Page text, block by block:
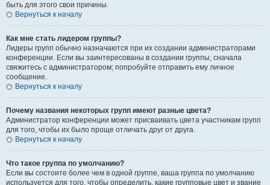
быть для этого свои причины.
Вернуться к началу
Как мне стать лидером группы?
Лидеры групп обычно назначаются при их создании администраторами
конференции. Если вы заинтересованы в создании группы, сначала
свяжитесь с администратором; попробуйте отправить ему личное
сообщение.
Вернуться к началу
Почему названия некоторых групп имеют разные цвета?
Администратор конференции может присваивать цвета участникам групп
для того, чтобы их было проще отличать друг от друга.
Вернуться к началу
Что такое группа по умолчанию?
Если вы состоите более чем в одной группе, ваша группа по умолчанию
используется для того, чтобы определить, какие групповые цвет и звание